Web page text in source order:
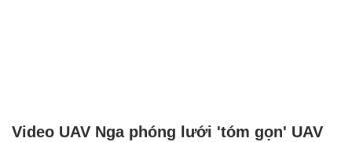
Video UAV Nga phóng lưới 'tóm gọn' UAV